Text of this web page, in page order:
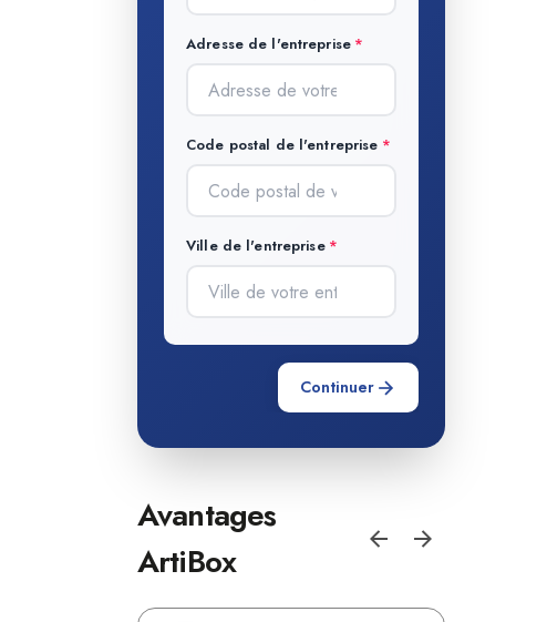
Adresse de l'entreprise
Code postal de l'entreprise
Ville de l'entreprise
Continuer
Avantages
ArtiBox